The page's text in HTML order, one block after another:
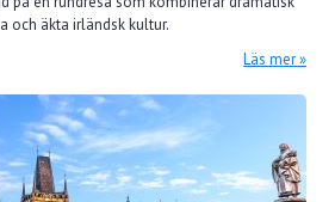
och äkta irländsk kultur.
Läs mer